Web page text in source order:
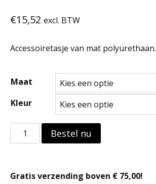
€15,52 excl. BTW
Accessoiretasje van mat polyurethaan.
Maat
Kleur
Accessoiretasje
van
polyurethaan
Bestel nu
Gratis verzending boven € 75,00!